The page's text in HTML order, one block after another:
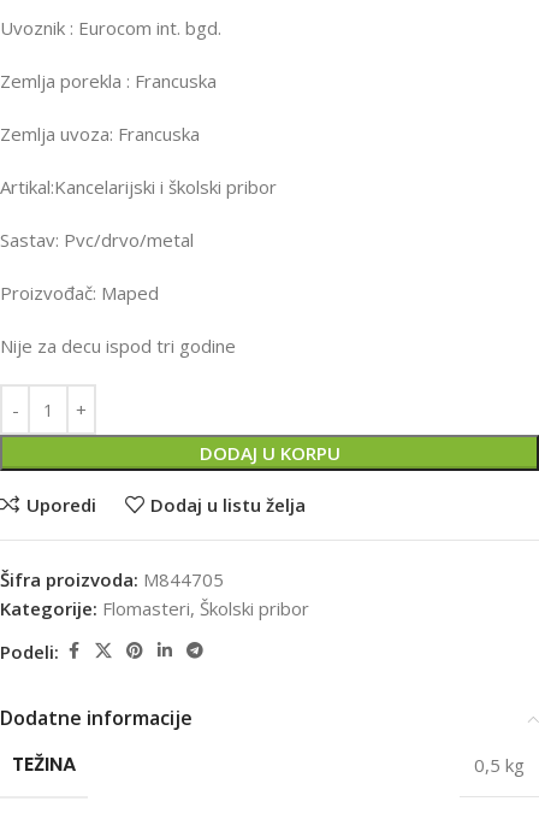
Uvoznik : Eurocom int. bgd.
Zemlja porekla : Francuska
Zemlja uvoza: Francuska
Artikal:Kancelarijski i školski pribor
Sastav: Pvc/drvo/metal
Proizvođač: Maped
Nije za decu ispod tri godine
DODAJ U KORPU
Uporedi Dodaj u listu želja
Šifra proizvoda: M844705
Kategorije: Flomasteri, Školski pribor
Podeli:
Dodatne informacije
TEŽINA 0,5 kg